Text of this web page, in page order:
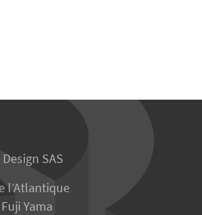
SAS
l’Atlantique
Yama